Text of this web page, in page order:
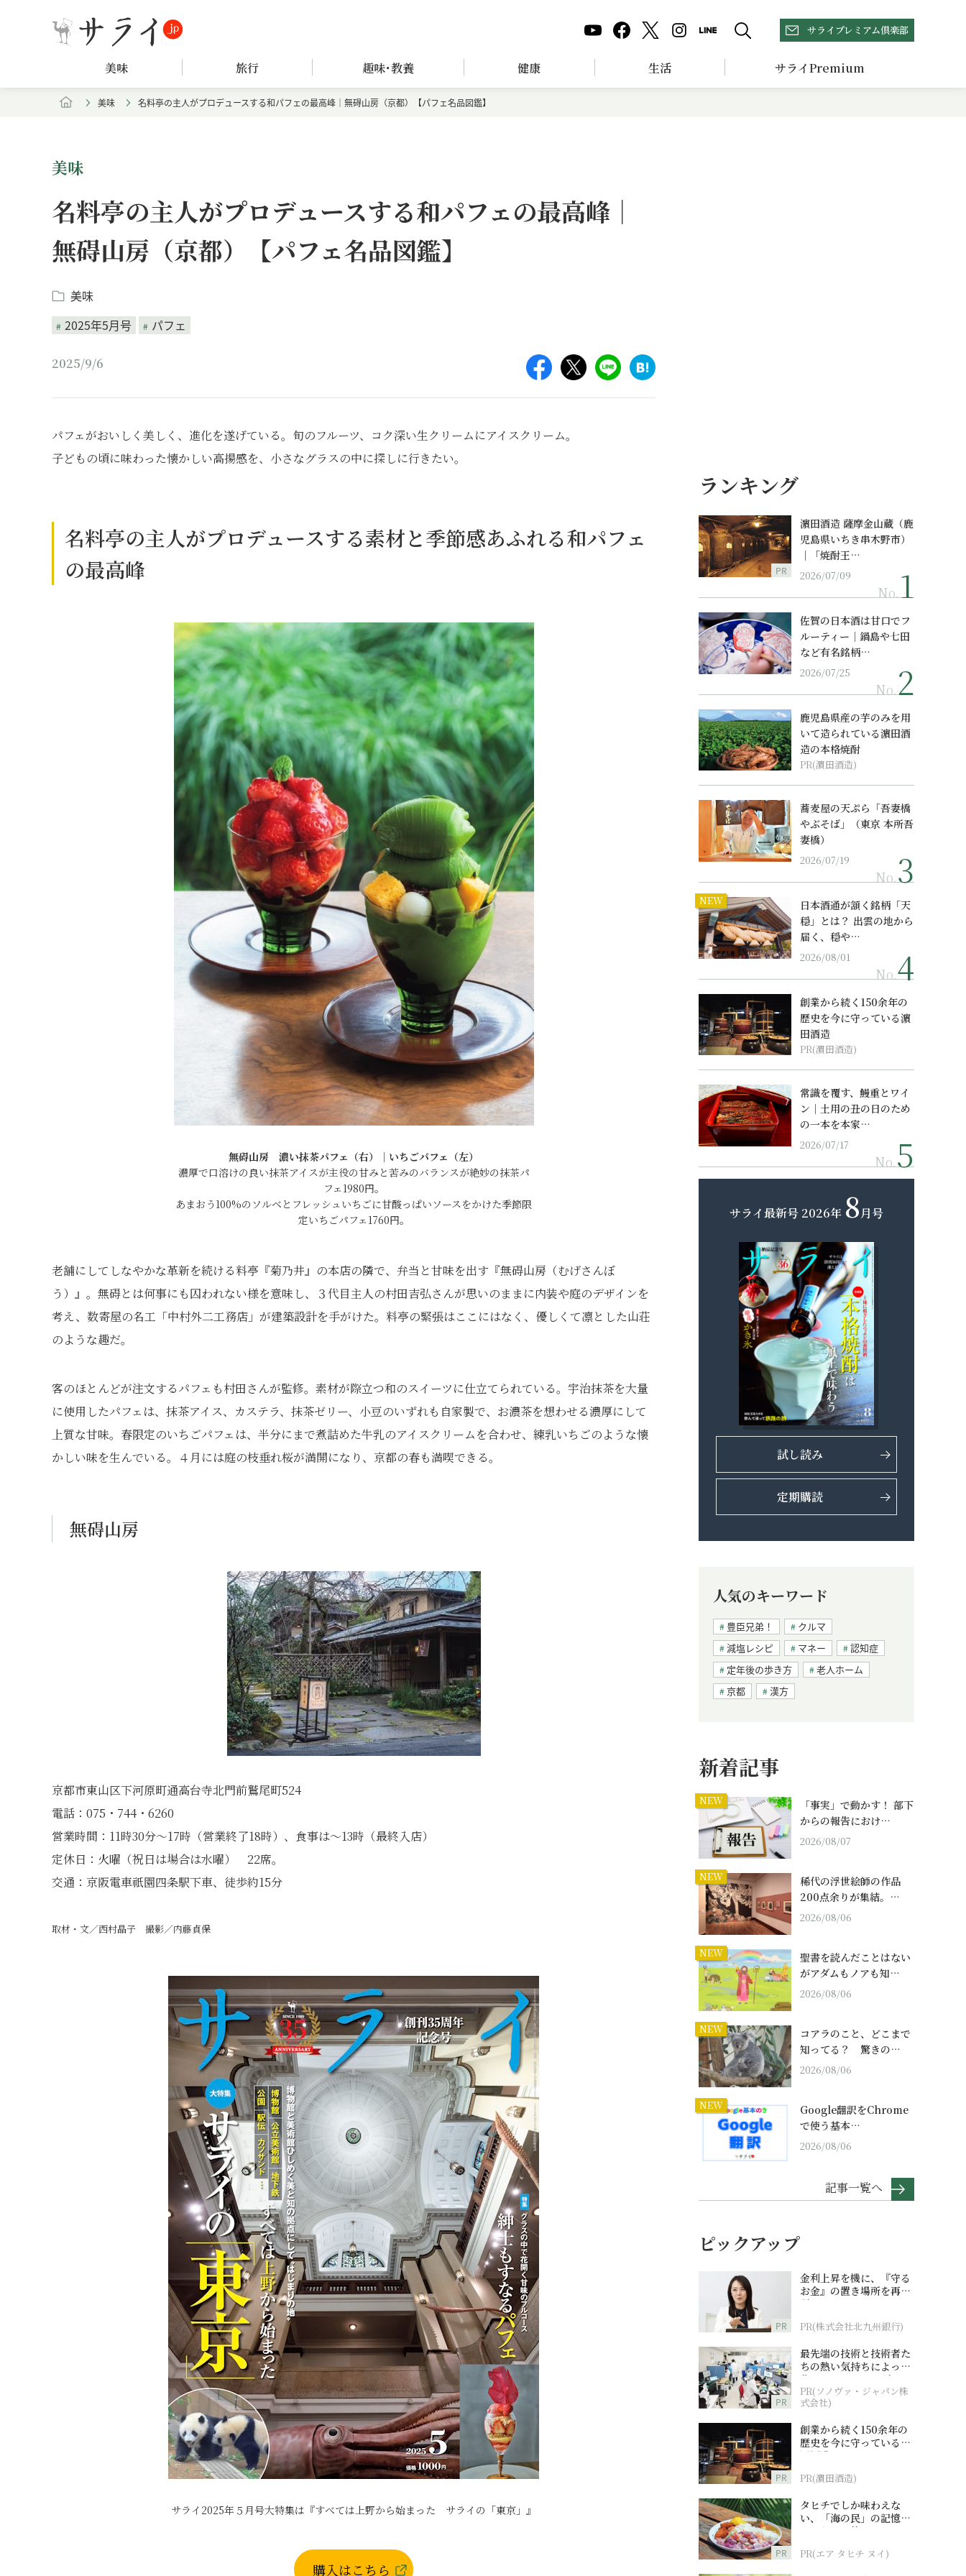
サライプレミアム倶楽部
美味 旅行 趣味･教養 健康 生活 サライPremium
美味 名料亭の主人がプロデュースする和パフェの最高峰｜無碍山房（京都）【パフェ名品図鑑】
美味
名料亭の主人がプロデュースする和パフェの最高峰｜
無碍山房（京都）【パフェ名品図鑑】
美味
2025年5月号
パフェ
2025/9/6
パフェがおいしく美しく、進化を遂げている。旬のフルーツ、コク深い生クリームにアイスクリーム。
子どもの頃に味わった懐かしい高揚感を、小さなグラスの中に探しに行きたい。
名料亭の主人がプロデュースする素材と季節感あふれる和パフェ
の最高峰
無碍山房 濃い抹茶パフェ（右）｜いちごパフェ（左）
濃厚で口溶けの良い抹茶アイスが主役の甘みと苦みのバランスが絶妙の抹茶パ
フェ1980円。
あまおう100%のソルベとフレッシュいちごに甘酸っぱいソースをかけた季節限
定いちごパフェ1760円。
老舗にしてしなやかな革新を続ける料亭『菊乃井』の本店の隣で、弁当と甘味を出す『無碍山房（むげさんぼ
う）』。無碍とは何事にも囚われない様を意味し、３代目主人の村田吉弘さんが思いのままに内装や庭のデザインを
考え、数寄屋の名工「中村外二工務店」が建築設計を手がけた。料亭の緊張はここにはなく、優しくて凛とした山荘
のような趣だ。
客のほとんどが注文するパフェも村田さんが監修。素材が際立つ和のスイーツに仕立てられている。宇治抹茶を大量
に使用したパフェは、抹茶アイス、カステラ、抹茶ゼリー、小豆のいずれも自家製で、お濃茶を想わせる濃厚にして
上質な甘味。春限定のいちごパフェは、半分にまで煮詰めた牛乳のアイスクリームを合わせ、練乳いちごのような懐
かしい味を生んでいる。４月には庭の枝垂れ桜が満開になり、京都の春も満喫できる。
無碍山房
京都市東山区下河原町通高台寺北門前鷲尾町524
電話：075・744・6260
営業時間：11時30分〜17時（営業終了18時）、食事は〜13時（最終入店）
定休日：火曜（祝日は場合は水曜） 22席。
交通：京阪電車祇園四条駅下車、徒歩約15分
取材・文／西村晶子 撮影／内藤貞保
サライ2025年５月号大特集は『すべては上野から始まった サライの「東京」』
購入はこちら
ランキング
PR
濵田酒造 薩摩金山蔵（鹿
児島県いちき串木野市）
｜「焼酎王…
2026/07/09
No.
佐賀の日本酒は甘口でフ
ルーティー｜鍋島や七田
など有名銘柄…
2026/07/25
No.
鹿児島県産の芋のみを用
いて造られている濵田酒
造の本格焼酎
PR(濵田酒造)
蕎麦屋の天ぷら「吾妻橋
やぶそば」（東京 本所吾
妻橋）
2026/07/19
No.
NEW
日本酒通が頷く銘柄「天
穏」とは？ 出雲の地から
届く、穏や…
2026/08/01
No.
創業から続く150余年の
歴史を今に守っている濵
田酒造
PR(濵田酒造)
常識を覆す、鰻重とワイ
ン｜土用の丑の日のため
の一本を本家…
2026/07/17
No.
サライ最新号 2026年 8月号
試し読み
定期購読
人気のキーワード
豊臣兄弟！
クルマ
減塩レシピ
マネー
認知症
定年後の歩き方
老人ホーム
京都
漢方
新着記事
NEW
「事実」で動かす！ 部下
からの報告におけ…
2026/08/07
NEW
稀代の浮世絵師の作品
200点余りが集結。…
2026/08/06
NEW
聖書を読んだことはない
がアダムもノアも知…
2026/08/06
NEW
コアラのこと、どこまで
知ってる？ 驚きの…
2026/08/06
NEW
Google翻訳をChrome
で使う基本…
2026/08/06
記事一覧へ
ピックアップ
PR
金利上昇を機に、『守る
お金』の置き場所を再検
討
PR(株式会社北九州銀行)
PR
最先端の技術と技術者た
ちの熱い気持ちによって
作られているオーダーメ
イド補聴器
PR(ソノヴァ・ジャパン株
式会社)
PR
創業から続く150余年の
歴史を今に守っている濵
田酒造
PR(濵田酒造)
PR
タヒチでしか味わえな
い、「海の民」の記憶へ
とつながる旅
PR(エア タヒチ ヌイ)